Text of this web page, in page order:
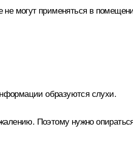
могут применяться в
образуются слухи.
Поэтому нужно